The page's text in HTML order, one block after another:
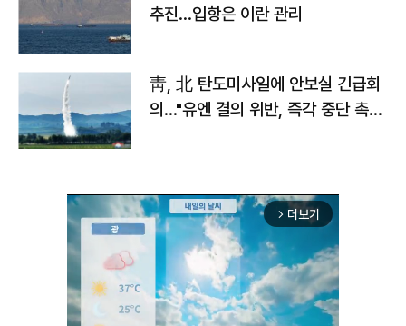
추진…입항은 이란 관리
靑, 北 탄도미사일에 안보실 긴급회
의…"유엔 결의 위반, 즉각 중단 촉
arrow_forward_ios 더보기